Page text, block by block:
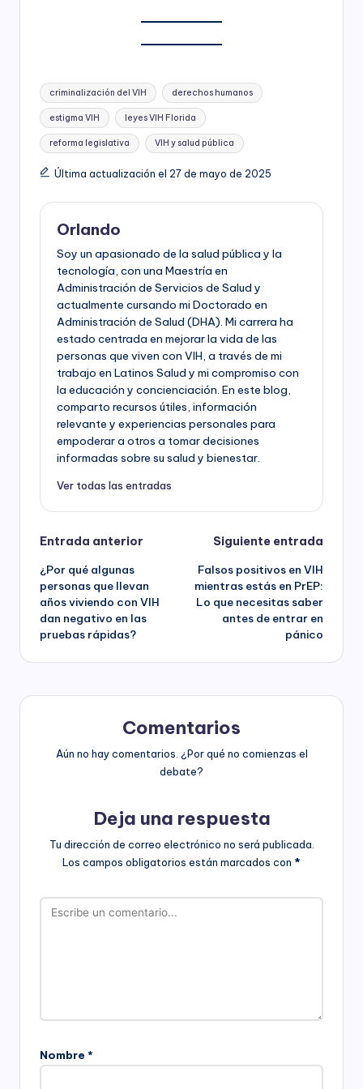
Etiquetas:
criminalización del VIH derechos humanos
estigma VIH leyes VIH Florida
reforma legislativa VIH y salud pública
Última actualización el 27 de mayo de 2025
Orlando
Soy un apasionado de la salud pública y la
tecnología, con una Maestría en
Administración de Servicios de Salud y
actualmente cursando mi Doctorado en
Administración de Salud (DHA). Mi carrera ha
estado centrada en mejorar la vida de las
personas que viven con VIH, a través de mi
trabajo en Latinos Salud y mi compromiso con
la educación y concienciación. En este blog,
comparto recursos útiles, información
relevante y experiencias personales para
empoderar a otros a tomar decisiones
informadas sobre su salud y bienestar.
Ver todas las entradas
Navegación
de
entradas
Entrada anterior
¿Por qué algunas
personas que llevan
años viviendo con VIH
dan negativo en las
pruebas rápidas?
Siguiente entrada
Falsos positivos en VIH
mientras estás en PrEP:
Lo que necesitas saber
antes de entrar en
pánico
Comentarios
Aún no hay comentarios. ¿Por qué no comienzas el
debate?
Deja una respuesta
Tu dirección de correo electrónico no será publicada.
Los campos obligatorios están marcados con *
Nombre *